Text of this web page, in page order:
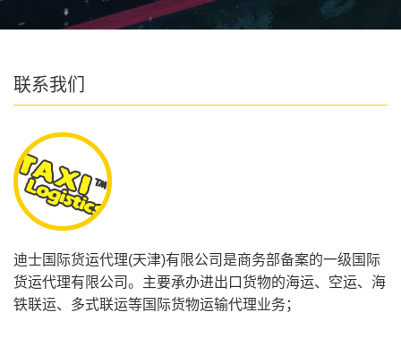
联系我们
迪士国际货运代理(天津)有限公司是商务部备案的一级国际
货运代理有限公司。主要承办进出口货物的海运、空运、海
铁联运、多式联运等国际货物运输代理业务；